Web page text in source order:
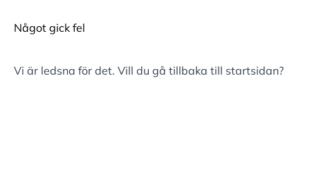
Något gick fel
Vi är ledsna för det. Vill du gå tillbaka till startsidan?